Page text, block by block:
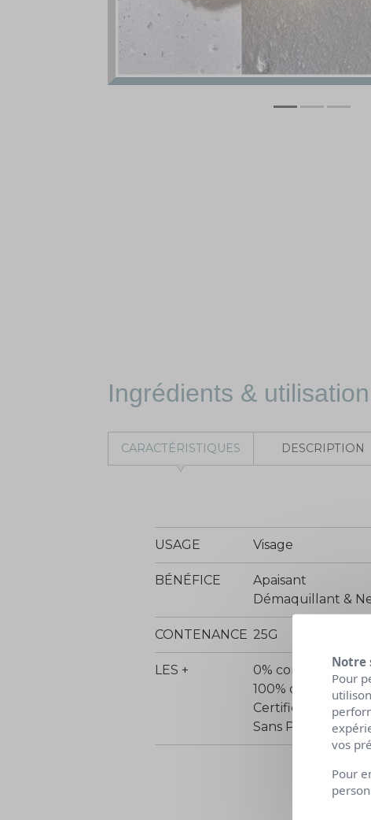
Ingrédients & utilisation
CARACTÉRISTIQUES DESCRIPTION
USAGE Visage
BÉNÉFICE
Apaisant
Démaquillant &
CONTENANCE 25G
LES +
0% conservateur
100% d'origine
Certifié Bio
Sans Parfum
Notre
Pour
vos
Pour